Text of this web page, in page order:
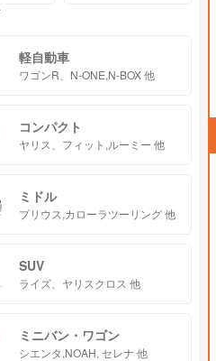
軽自動車
ワゴンR、N-ONE,N-BOX 他
コンパクト
ヤリス、フィット,ルーミー 他
ミドル
プリウス,カローラツーリング 他
SUV
ライズ、ヤリスクロス 他
ミニバン・ワゴン
シエンタ,NOAH, セレナ 他